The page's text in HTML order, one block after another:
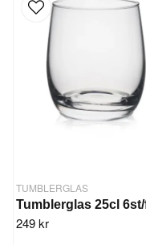
TUMBLERGLAS
249 kr